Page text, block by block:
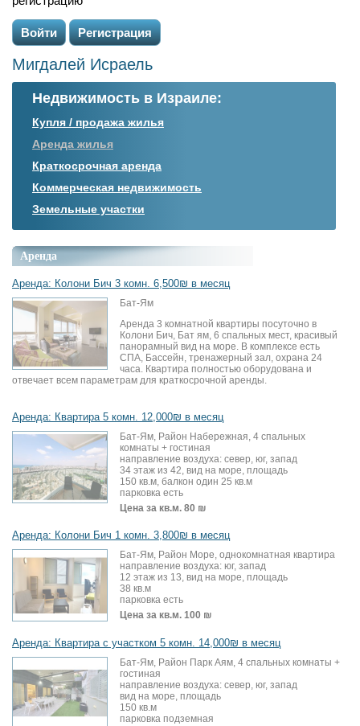
Войти Регистрация
Мигдалей Исраель
Недвижимость в Израиле:
Купля / продажа жилья
Аренда жилья
Краткосрочная аренда
Коммерческая недвижимость
Земельные участки
Аренда
Аренда: Колони Бич 3 комн. 6,500₪ в месяц
Бат-Ям
Аренда 3 комнатной квартиры посуточно в
Колони Бич, Бат ям, 6 спальных мест, красивый
панорамный вид на море. В комплексе есть
СПА, Бассейн, тренажерный зал, охрана 24
часа. Квартира полностью оборудована и
отвечает всем параметрам для краткосрочной аренды.
Аренда: Квартира 5 комн. 12,000₪ в месяц
Бат-Ям, Район Набережная, 4 спальных
комнаты + гостиная
направление воздуха: север, юг, запад
34 этаж из 42, вид на море, площадь
150 кв.м, балкон один 25 кв.м
парковка есть
Цена за кв.м. 80 ₪
Аренда: Колони Бич 1 комн. 3,800₪ в месяц
Бат-Ям, Район Море, однокомнатная квартира
направление воздуха: юг, запад
12 этаж из 13, вид на море, площадь
38 кв.м
парковка есть
Цена за кв.м. 100 ₪
Аренда: Квартира с участком 5 комн. 14,000₪ в месяц
Бат-Ям, Район Парк Аям, 4 спальных комнаты +
гостиная
направление воздуха: север, юг, запад
вид на море, площадь
150 кв.м
парковка подземная